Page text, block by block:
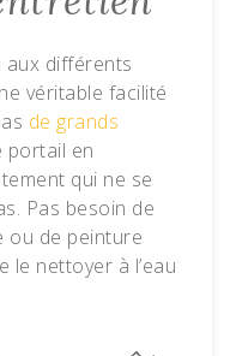
aux différents
véritable facilité
de grands
portail en
qui ne se
Pas besoin de
ou de peinture
le nettoyer à l’eau